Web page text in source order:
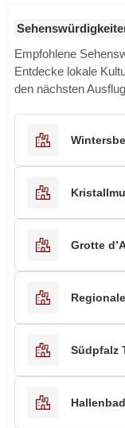
Empfohlene
Entdecke lokale
den nächsten
Grotte
Südpfalz